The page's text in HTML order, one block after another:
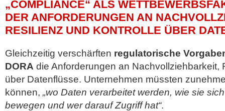
„COMPLIANCE“ ALS
DER ANFORDERUNGEN AN
RESILIENZ UND KONTROLLE ÜBER
Gleichzeitig verschärften regulatorische
DORA die Anforderungen an Nachvollziehbarkeit,
über Datenflüsse. Unternehmen müssten
können, „wo Daten verarbeitet werden, wie sie
bewegen und wer darauf Zugriff hat“.